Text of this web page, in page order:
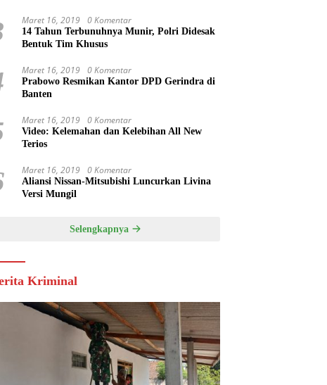
Maret 16, 2019 0 Komentar
14 Tahun Terbunuhnya Munir, Polri Didesak
Bentuk Tim Khusus
Maret 16, 2019 0 Komentar
Prabowo Resmikan Kantor DPD Gerindra di
Banten
Maret 16, 2019 0 Komentar
Video: Kelemahan dan Kelebihan All New
Terios
Maret 16, 2019 0 Komentar
Aliansi Nissan-Mitsubishi Luncurkan Livina
Versi Mungil
Selengkapnya
Kriminal